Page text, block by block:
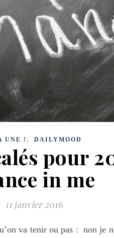
UNE ! , DAILYMOOD
pour
in me
11 janvier 2016
va tenir ou pas : non je